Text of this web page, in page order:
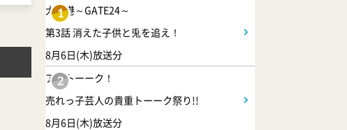
テラサってる? EXOシウミン
主演『ホ食堂～時空を超えた恋
のシェフ』第1話・前編
1
大空港～GATE24～
第3話 消えた子供と兎を追え！
8月6日(木)放送分
2
アメトーーク！
売れっ子芸人の貴重トーーク祭り!!
8月6日(木)放送分